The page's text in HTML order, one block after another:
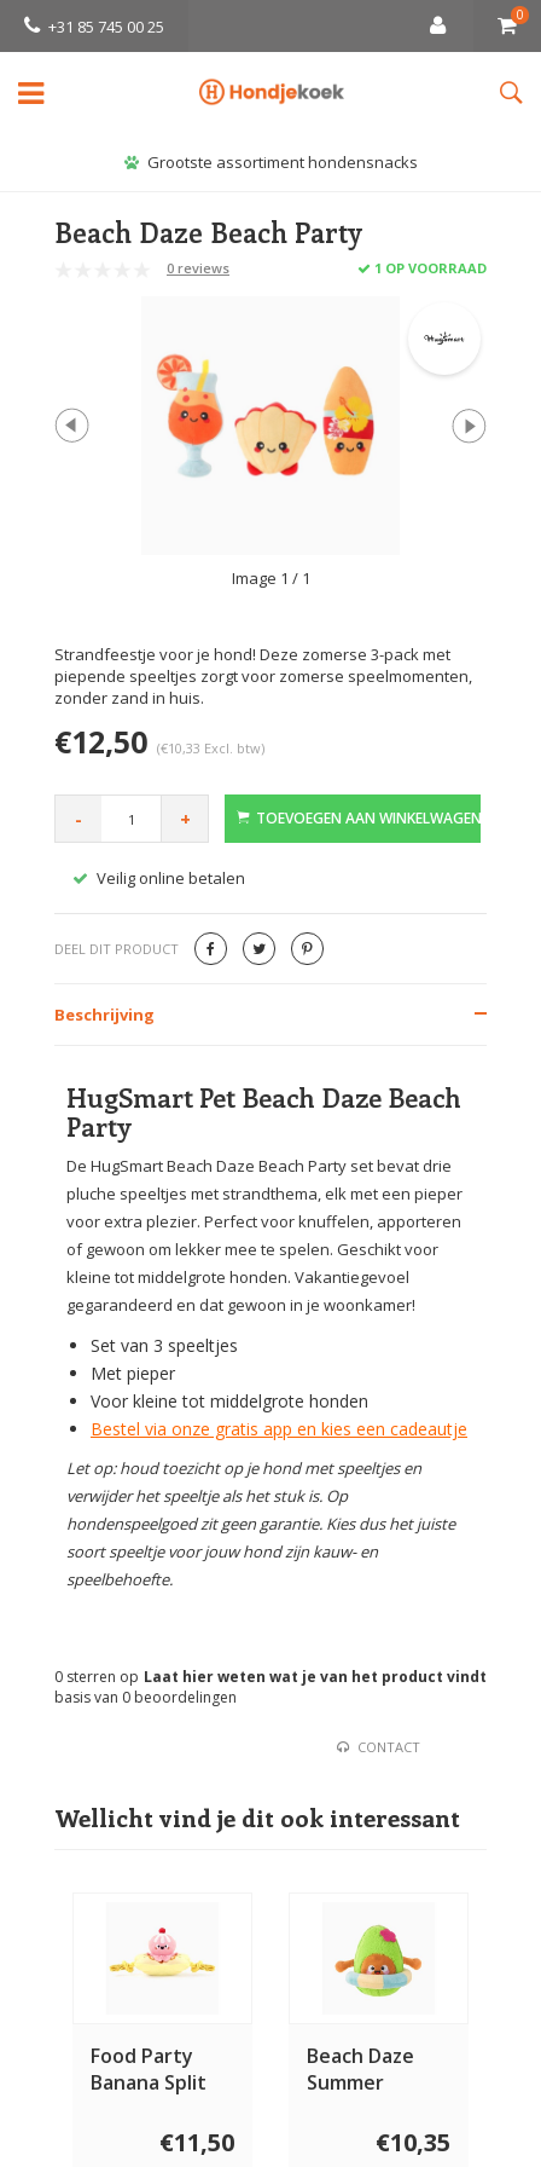
+31 85 745 00 25
0
Grootste assortiment hondensnacks
Beach Daze Beach Party
0 reviews 1 OP VOORRAAD
Image 1 / 1
Strandfeestje voor je hond! Deze zomerse 3-pack met
piepende speeltjes zorgt voor zomerse speelmomenten,
zonder zand in huis.
€12,50 (€10,33 Excl. btw)
- + TOEVOEGEN AAN WINKELWAGEN
Veilig online betalen
DEEL DIT PRODUCT
Beschrijving
HugSmart Pet Beach Daze Beach
Party
De HugSmart Beach Daze Beach Party set bevat drie
pluche speeltjes met strandthema, elk met een pieper
voor extra plezier. Perfect voor knuffelen, apporteren
of gewoon om lekker mee te spelen. Geschikt voor
kleine tot middelgrote honden. Vakantiegevoel
gegarandeerd en dat gewoon in je woonkamer!
Set van 3 speeltjes
Met pieper
Voor kleine tot middelgrote honden
Bestel via onze gratis app en kies een cadeautje
Let op: houd toezicht op je hond met speeltjes en
verwijder het speeltje als het stuk is. Op
hondenspeelgoed zit geen garantie. Kies dus het juiste
soort speeltje voor jouw hond zijn kauw- en
speelbehoefte.
Laat hier weten wat je van het product vindt
0 sterren op
basis van 0 beoordelingen
CONTACT
Wellicht vind je dit ook interessant
Food Party
Banana Split
€11,50
Beach Daze
Summer
€10,35